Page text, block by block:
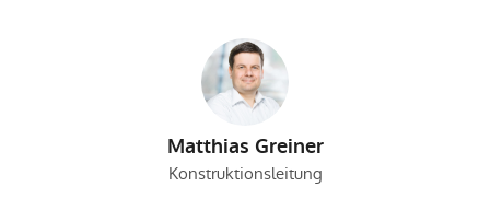
Matthias Greiner
Konstruktionsleitung